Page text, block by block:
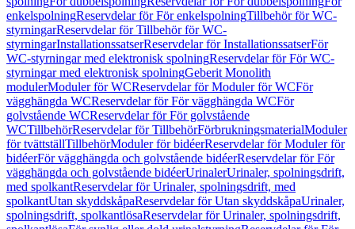
enkelspolningReservdelar för För enkelspolningTillbehör för WC-
styrningarReservdelar för Tillbehör för WC-
styrningarInstallationssatserReservdelar för InstallationssatserFör
WC-styrningar med elektronisk spolningReservdelar för För WC-
styrningar med elektronisk spolningGeberit Monolith
modulerModuler för WCReservdelar för Moduler för WCFör
vägghängda WCReservdelar för För vägghängda WCFör
golvstående WCReservdelar för För golvstående
WCTillbehörReservdelar för TillbehörFörbrukningsmaterialModuler
för tvättställTillbehörModuler för bidéerReservdelar för Moduler för
bidéerFör vägghängda och golvstående bidéerReservdelar för För
vägghängda och golvstående bidéerUrinalerUrinaler, spolningsdrift,
med spolkantReservdelar för Urinaler, spolningsdrift, med
spolkantUtan skyddskåpaReservdelar för Utan skyddskåpaUrinaler,
spolningsdrift, spolkantlösaReservdelar för Urinaler, spolningsdrift,